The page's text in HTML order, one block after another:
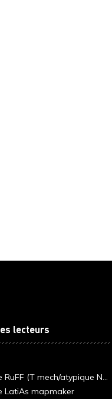
lecteurs
RuFF (T mech/atypique N...
LatiAs mapmaker